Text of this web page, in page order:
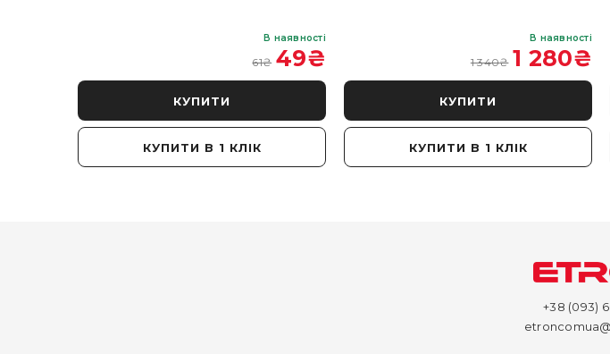
В наявності
61₴ 49₴
КУПИТИ
КУПИТИ В 1 КЛІК
В наявності
1 340₴ 1 280₴
КУПИТИ
КУПИТИ В 1 КЛІК
+38 (093)